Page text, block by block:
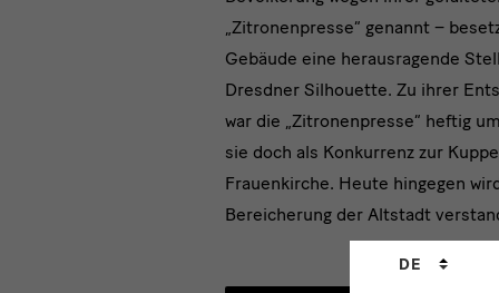
„Zitronenpresse“ genannt –
Gebäude eine herausragende
Dresdner Silhouette. Zu ihrer
war die „Zitronenpresse“ heftig
sie doch als Konkurrenz zur
Frauenkirche. Heute hingegen
Bereicherung der Altstadt
DE